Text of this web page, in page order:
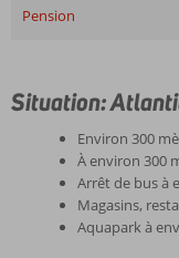
Pension
Situation:
Environ 300
À environ 300
Arrêt de bus à
Magasins,
Aquapark à